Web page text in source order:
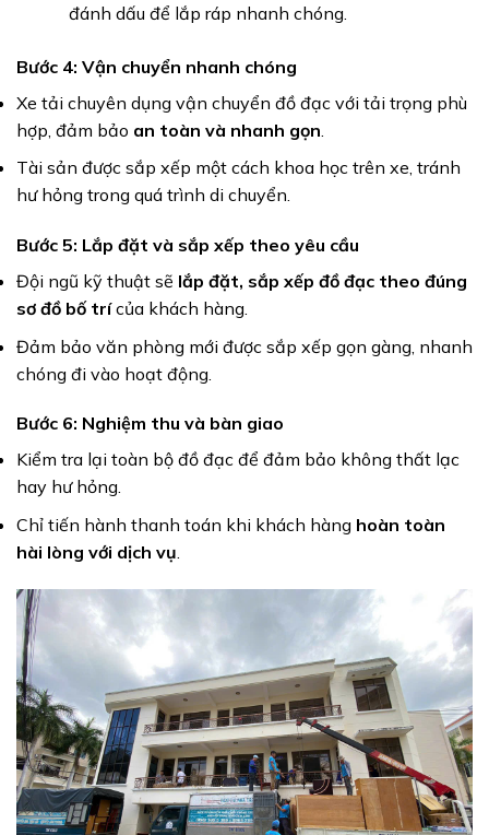
đánh dấu để lắp ráp nhanh chóng.
Bước 4: Vận chuyển nhanh chóng
Xe tải chuyên dụng vận chuyển đồ đạc với tải trọng phù
hợp, đảm bảo an toàn và nhanh gọn
Tài sản được sắp xếp một cách khoa học trên xe, tránh
hư hỏng trong quá trình di chuyển.
Bước 5: Lắp đặt và sắp xếp theo yêu cầu
Đội ngũ kỹ thuật sẽ lắp đặt, sắp xếp đồ đạc theo đúng
sơ đồ bố trícủa khách hàng.
Đảm bảo văn phòng mới được sắp xếp gọn gàng, nhanh
chóng đi vào hoạt động.
Bước 6: Nghiệm thu và bàn giao
Kiểm tra lại toàn bộ đồ đạc để đảm bảo không thất lạc
hay hư hỏng.
Chỉ tiến hành thanh toán khi khách hàng hoàn toàn
hài lòng với dịch vụ.